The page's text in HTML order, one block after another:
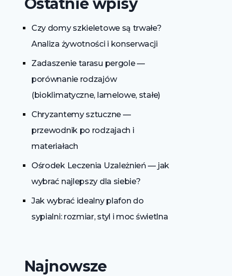
Ostatnie wpisy
Czy domy szkieletowe są trwałe?
Analiza żywotności i konserwacji
Zadaszenie tarasu pergole —
porównanie rodzajów
(bioklimatyczne, lamelowe, stałe)
Chryzantemy sztuczne —
przewodnik po rodzajach i
materiałach
Ośrodek Leczenia Uzależnień — jak
wybrać najlepszy dla siebie?
Jak wybrać idealny plafon do
sypialni: rozmiar, styl i moc świetlna
Najnowsze